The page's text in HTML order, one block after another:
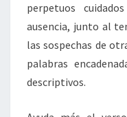
perpetuos
ausencia, junto al
las sospechas de
palabras
descriptivos.